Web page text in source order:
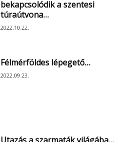
bekapcsolódik a szentesi
túraútvona…
2022.10.22.
Félmérföldes lépegető…
2022.09.23.